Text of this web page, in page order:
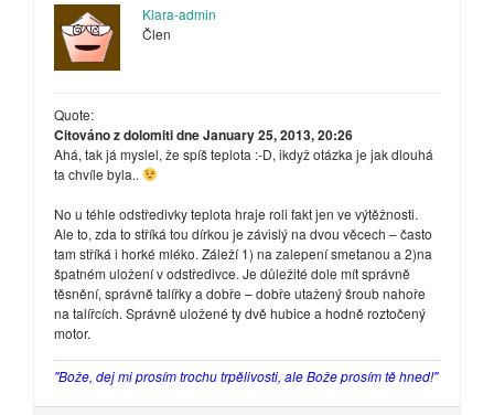
Klara-admin
Člen
Quote:
Citováno z dolomiti dne January 25, 2013, 20:26
Ahá, tak já myslel, že spíš teplota :-D, ikdyž otázka je jak dlouhá
ta chvíle byla..
No u téhle odstředivky teplota hraje roli fakt jen ve výtěžnosti.
Ale to, zda to stříká tou dírkou je závislý na dvou věcech – často
tam stříká i horké mléko. Záleží 1) na zalepení smetanou a 2)na
špatném uložení v odstředivce. Je důležité dole mít správně
těsnění, správně talířky a dobře – dobře utažený šroub nahoře
na talířcích. Správně uložené ty dvě hubice a hodně roztočený
motor.
"Bože, dej mi prosím trochu trpělivosti, ale Bože prosím tě hned!"